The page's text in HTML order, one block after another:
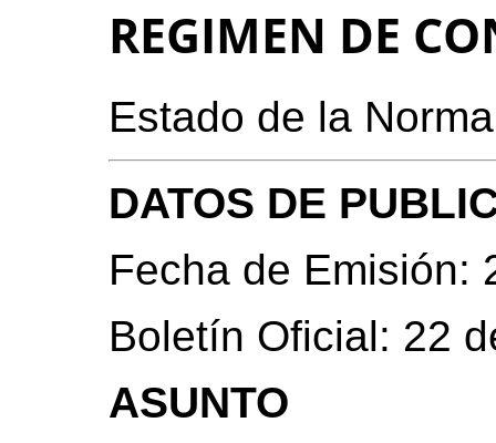
REGIMEN DE
Estado de la
DATOS DE
Fecha de Emisión:
Boletín Oficial: 22
ASUNTO